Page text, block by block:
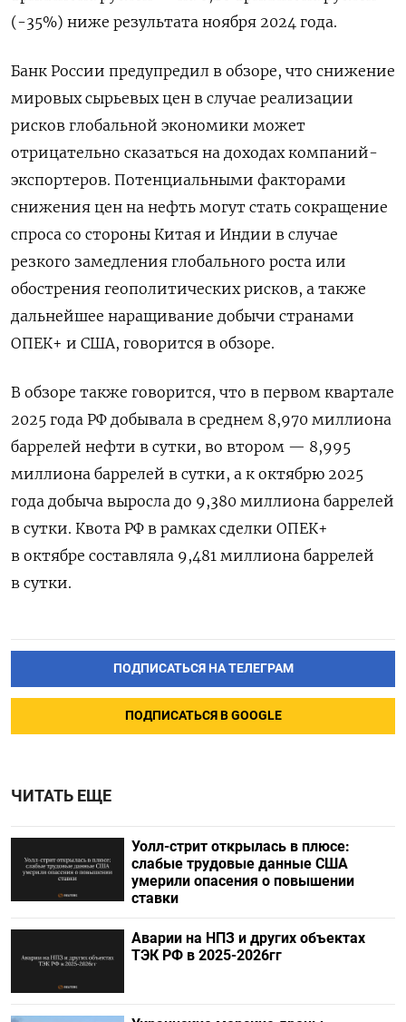
(-35%) ниже результата ноября 2024 года.
Банк России предупредил в обзоре, что снижение
мировых сырьевых цен в случае реализации
рисков глобальной экономики может
отрицательно сказаться на доходах компаний-
экспортеров. Потенциальными факторами
снижения цен на нефть могут стать сокращение
спроса со стороны Китая и Индии в случае
резкого замедления глобального роста или
обострения геополитических рисков, а также
дальнейшее наращивание добычи странами
ОПЕК+ и США, говорится в обзоре.
В обзоре также говорится, что в первом квартале
2025 года РФ добывала в среднем 8,970 миллиона
баррелей нефти в сутки, во втором — 8,995
миллиона баррелей в сутки, а к октябрю 2025
года добыча выросла до 9,380 миллиона баррелей
в сутки. Квота РФ в рамках сделки ОПЕК+
в октябре составляла 9,481 миллиона баррелей
в сутки.
ПОДПИСАТЬСЯ НА ТЕЛЕГРАМ
ПОДПИСАТЬСЯ В GOOGLE
ЧИТАТЬ ЕЩЕ
Уолл-стрит открылась в плюсе:
слабые трудовые данные США
умерили опасения о повышении
ставки
Аварии на НПЗ и других объектах
ТЭК РФ в 2025-2026гг